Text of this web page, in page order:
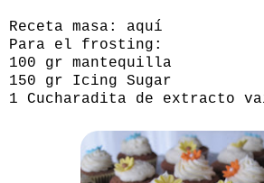
Receta masa: aquí
Para el frosting:
100 gr mantequilla
150 gr Icing Sugar
1 Cucharadita de extracto